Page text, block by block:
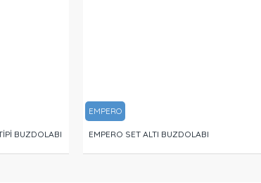
BUZDOLABI
EMPERO
EMPERO SET ALTI BUZDOLABI